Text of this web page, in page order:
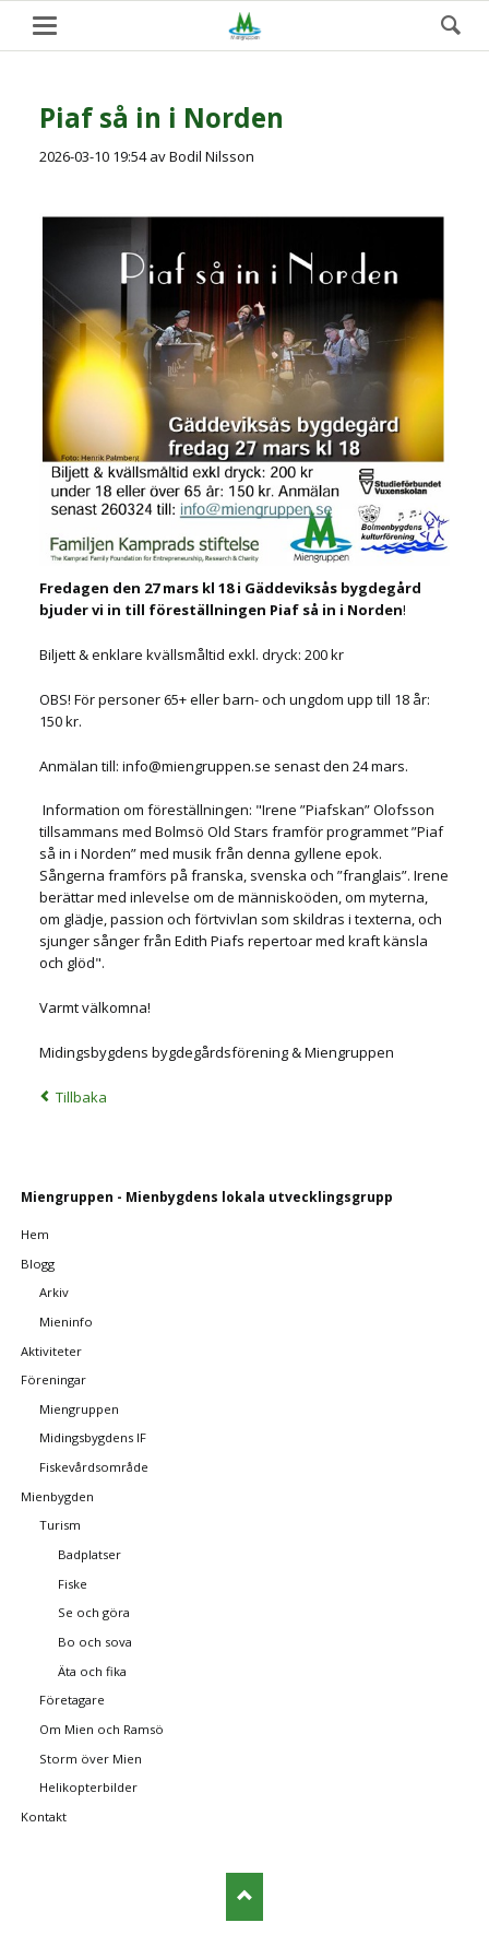
Piaf så in i Norden
2026-03-10 19:54av Bodil Nilsson
Fredagen den 27 mars kl 18 i Gäddeviksås bygdegård
bjuder vi in till föreställningen Piaf så in i Norden!
Biljett & enklare kvällsmåltid exkl. dryck: 200 kr
OBS! För personer 65+ eller barn- och ungdom upp till 18 år:
150 kr.
Anmälan till: info@miengruppen.se senast den 24 mars.
Information om föreställningen: "Irene ”Piafskan” Olofsson
tillsammans med Bolmsö Old Stars framför programmet ”Piaf
så in i Norden” med musik från denna gyllene epok.
Sångerna framförs på franska, svenska och ”franglais”. Irene
berättar med inlevelse om de människoöden, om myterna,
om glädje, passion och förtvivlan som skildras i texterna, och
sjunger sånger från Edith Piafs repertoar med kraft känsla
och glöd".
Varmt välkomna!
Midingsbygdens bygdegårdsförening & Miengruppen
Tillbaka
Ta
navigering
Miengruppen - Mienbygdens lokala utvecklingsgrupp
Hem
Blogg
Arkiv
Mieninfo
Aktiviteter
Föreningar
Miengruppen
Midingsbygdens IF
Fiskevårdsområde
Mienbygden
Turism
Badplatser
Fiske
Se och göra
Bo och sova
Äta och fika
Företagare
Om Mien och Ramsö
Storm över Mien
Helikopterbilder
Kontakt